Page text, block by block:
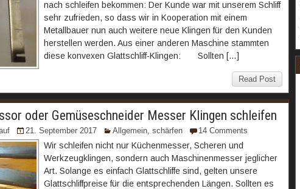
nach schleifen bekommen: Der Kunde war mit unserem Schliff
sehr zufrieden, so dass wir in Kooperation mit einem
Metallbauer nun auch weitere neue Klingen für den Kunden
herstellen werden. Aus einer anderen Maschine stammten
diese konvexen Glattschliff-Klingen: Sollten […]
Read Post
oder Gemüseschneider Messer Klingen schleifen
21. September 2017 Allgemein, schärfen 14 Comments
Wir schleifen nicht nur Küchenmesser, Scheren und
Werkzeugklingen, sondern auch Maschinenmesser jeglicher
Art. Solange es einfach Glattschliffe sind, gelten unsere
Glattschliffpreise für die entsprechenden Längen. Sollten es